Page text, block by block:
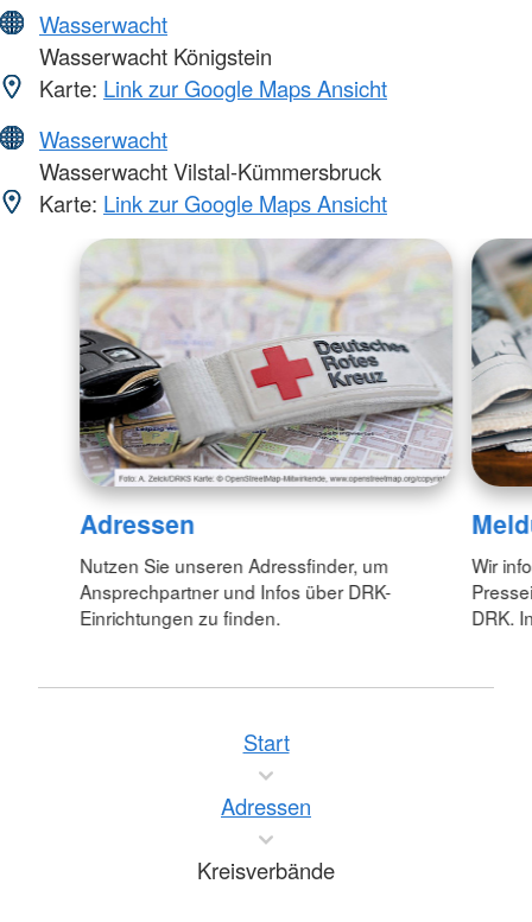
Wasserwacht
Wasserwacht Königstein
Karte: Link zur Google Maps Ansicht
Wasserwacht
Wasserwacht Vilstal-Kümmersbruck
Karte: Link zur Google Maps Ansicht
Adressen
Nutzen Sie unseren Adressfinder, um
Ansprechpartner und Infos über DRK-
Einrichtungen zu finden.
Wir
DRK.
Start
Adressen
Kreisverbände